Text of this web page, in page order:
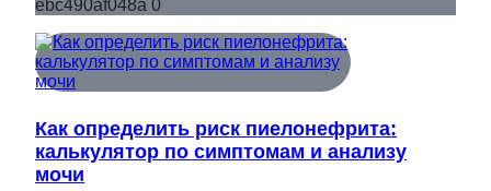
Как определить риск пиелонефрита:
калькулятор по симптомам и анализу
мочи